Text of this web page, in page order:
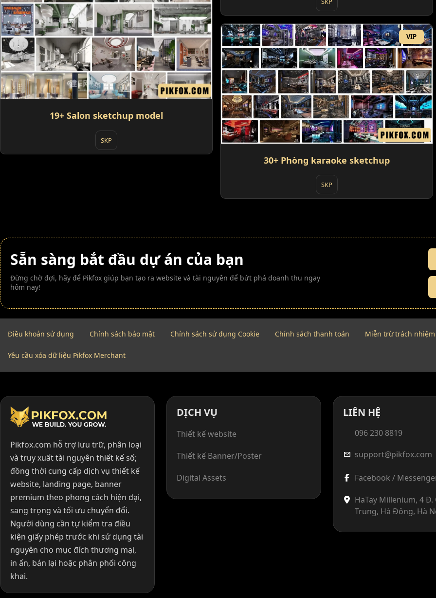
19+ Salon sketchup model
SKP
VIP
30+ Phòng karaoke sketchup
SKP
Sẵn sàng bắt đầu dự án của bạn
Đừng chờ đợi, hãy để Pikfox giúp bạn tạo ra website và tài nguyên để bứt phá doanh thu ngay
hôm nay!
Điều khoản sử dụng Chính sách bảo mật Chính sách sử dụng Cookie Chính sách thanh toán Miễn trừ trách nhiệm
Yêu cầu xóa dữ liệu Pikfox Merchant
Pikfox.com hỗ trợ lưu trữ, phân loại
và truy xuất tài nguyên thiết kế số;
đồng thời cung cấp dịch vụ thiết kế
website, landing page, banner
premium theo phong cách hiện đại,
sang trọng và tối ưu chuyển đổi.
Người dùng cần tự kiểm tra điều
kiện giấy phép trước khi sử dụng tài
nguyên cho mục đích thương mại,
in ấn, bán lại hoặc phân phối công
khai.
DỊCH VỤ
Thiết kế website
Thiết kế Banner/Poster
Digital Assets
LIÊN HỆ
096 230 8819
mail support@pikfox.com
Facebook /
HaTay Millenium, 4
Trung, Hà Đông, Hà